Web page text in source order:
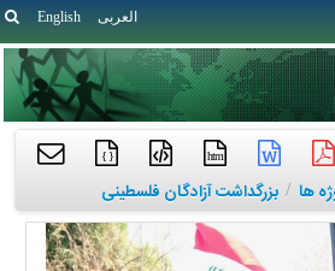
English العربی
htm
{ }
ها / بزرگداشت آزادگان فلسطینی